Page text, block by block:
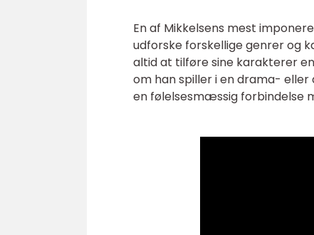
En af Mikkelsens mest
udforske forskellige genrer og
altid at tilføre sine karakterer
om han spiller i en drama-
en følelsesmæssig forbindelse